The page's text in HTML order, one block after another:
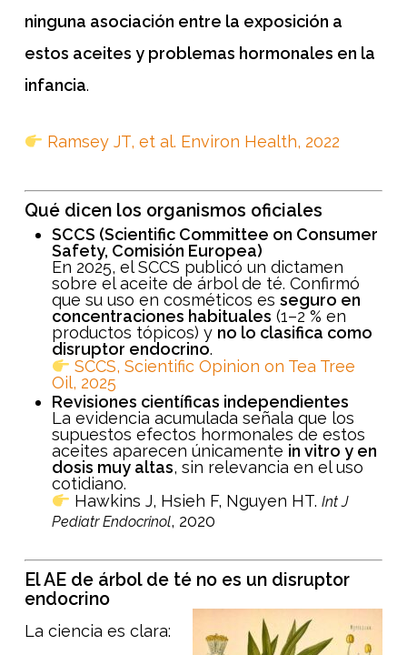
ninguna asociación entre la exposición a
estos aceites y problemas hormonales en la
infancia.
Ramsey JT, et al. Environ Health, 2022
Qué dicen los organismos oficiales
SCCS (Scientific Committee on Consumer
Safety, Comisión Europea)
En 2025, el SCCS publicó un dictamen
sobre el aceite de árbol de té. Confirmó
que su uso en cosméticos es seguro en
concentraciones habituales (1–2 % en
productos tópicos) y no lo clasifica como
disruptor endocrino.
SCCS, Scientific Opinion on Tea Tree
Oil, 2025
Revisiones científicas independientes
La evidencia acumulada señala que los
supuestos efectos hormonales de estos
aceites aparecen únicamente in vitro y en
dosis muy altas, sin relevancia en el uso
cotidiano.
Hawkins J, Hsieh F, Nguyen HT.Int J
Pediatr Endocrinol, 2020
El AE de árbol de té no es un disruptor
endocrino
La ciencia es clara: